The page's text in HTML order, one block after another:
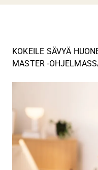
KOKEILE SÄVYÄ
MASTER -